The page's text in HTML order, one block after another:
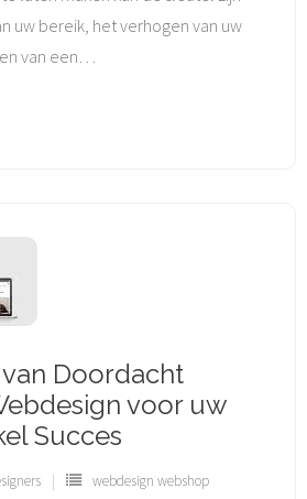
uw bereik, het verhogen van uw
van een…
Doordacht
voor uw
Succes
webdesign webshop